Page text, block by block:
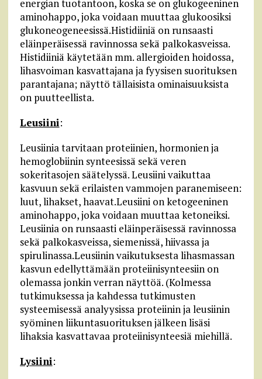
energian tuotantoon, koska se on glukogeeninen
aminohappo, joka voidaan muuttaa glukoosiksi
glukoneogeneesissä.Histidiiniä on runsaasti
eläinperäisessä ravinnossa sekä palkokasveissa.
Histidiiniä käytetään mm. allergioiden hoidossa,
lihasvoiman kasvattajana ja fyysisen suorituksen
parantajana; näyttö tällaisista ominaisuuksista
on puutteellista.
Leusiini:
Leusiinia tarvitaan proteiinien, hormonien ja
hemoglobiinin synteesissä sekä veren
sokeritasojen säätelyssä. Leusiini vaikuttaa
kasvuun sekä erilaisten vammojen paranemiseen:
luut, lihakset, haavat.Leusiini on ketogeeninen
aminohappo, joka voidaan muuttaa ketoneiksi.
Leusiinia on runsaasti eläinperäisessä ravinnossa
sekä palkokasveissa, siemenissä, hiivassa ja
spirulinassa.Leusiinin vaikutuksesta lihasmassan
kasvun edellyttämään proteiinisynteesiin on
olemassa jonkin verran näyttöä. (Kolmessa
tutkimuksessa ja kahdessa tutkimusten
systeemisessä analyysissa proteiinin ja leusiinin
syöminen liikuntasuorituksen jälkeen lisäsi
lihaksia kasvattavaa proteiinisynteesiä miehillä.
Lysiini: